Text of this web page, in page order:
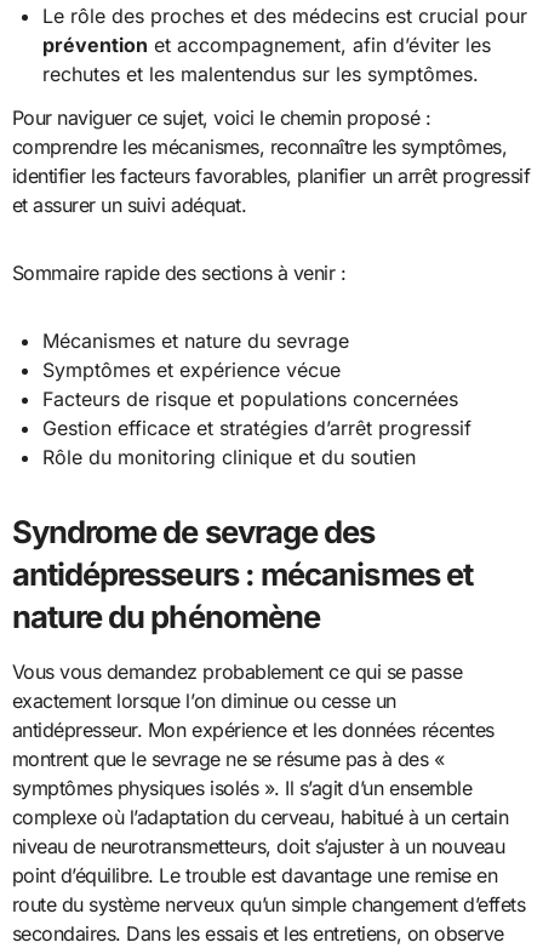
Le rôle des proches et des médecins est crucial pour
prévention et accompagnement, afin d’éviter les
rechutes et les malentendus sur les symptômes.
Pour naviguer ce sujet, voici le chemin proposé :
comprendre les mécanismes, reconnaître les symptômes,
identifier les facteurs favorables, planifier un arrêt progressif
et assurer un suivi adéquat.
Sommaire rapide des sections à venir :
Mécanismes et nature du sevrage
Symptômes et expérience vécue
Facteurs de risque et populations concernées
Gestion efficace et stratégies d’arrêt progressif
Rôle du monitoring clinique et du soutien
Syndrome de sevrage des
antidépresseurs : mécanismes et
nature du phénomène
Vous vous demandez probablement ce qui se passe
exactement lorsque l’on diminue ou cesse un
antidépresseur. Mon expérience et les données récentes
montrent que le sevrage ne se résume pas à des «
symptômes physiques isolés ». Il s’agit d’un ensemble
complexe où l’adaptation du cerveau, habitué à un certain
niveau de neurotransmetteurs, doit s’ajuster à un nouveau
point d’équilibre. Le trouble est davantage une remise en
route du système nerveux qu’un simple changement d’effets
secondaires. Dans les essais et les entretiens, on observe